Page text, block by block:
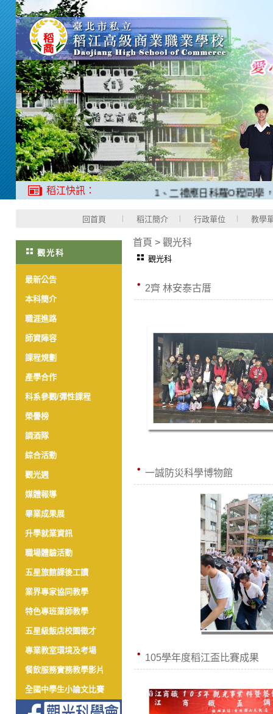
稻江快訊： 1、二禮應日科羅O程同學，
回首頁 稻江簡介 行政單位 教學
觀光科
最新公告
本科簡介
職涯進路
師資陣容
課程規劃
產學合作
科系參觀/彈性課程
榮譽榜
調酒隊
綜合活動
觀光週
媒體報導
畢業成果展
升學就業資訊
職場體驗活動
五星旅館課後工讀
業界專家協同教學
特色專班業師教學
五星級飯店校園徵才
專業教室環境及考場
餐飲服務實務教學影片
全國中學生小論文比賽
首頁 > 觀光科
觀光科
2齊 林安泰古厝
一誠防災科學博物館
105學年度稻江盃比賽成果